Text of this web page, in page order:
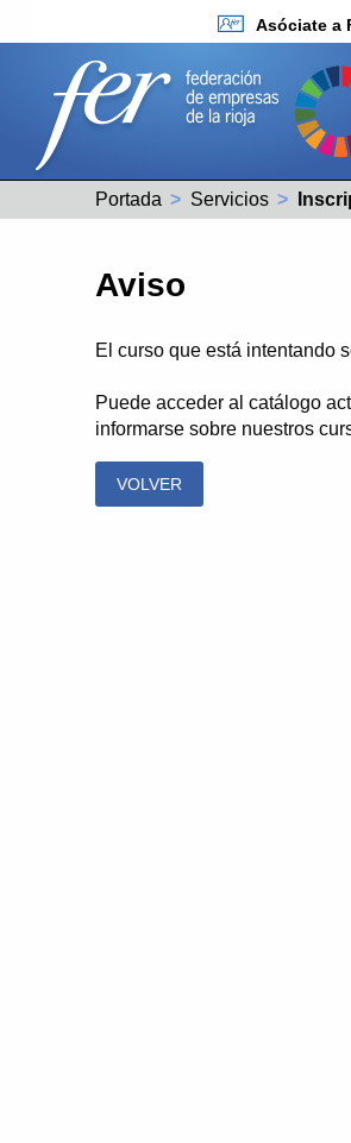
Asóciate a
Portada Servicios
Aviso
El curso que está intentando
Puede acceder al catálogo
informarse sobre nuestros
VOLVER